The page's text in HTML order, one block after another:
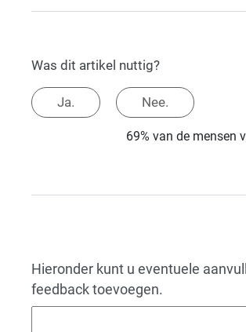
Was dit artikel nuttig?
Ja. Nee.
69% van de mensen
Hieronder kunt u eventuele
feedback toevoegen.